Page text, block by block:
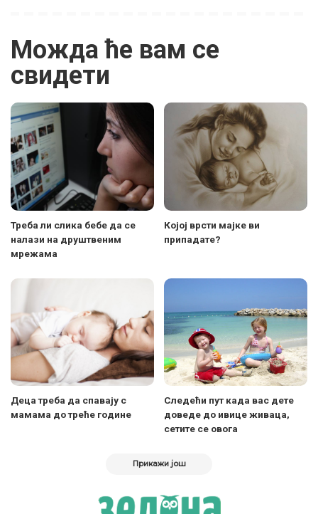
Можда ће вам се
свидети
Треба ли слика бебе да се
налази на друштвеним
мрежама
Којој врсти мајке ви
припадате?
Деца треба да спавају с
мамама до треће године
Следећи пут када вас дете
доведе до ивице живаца,
сетите се овога
Прикажи још